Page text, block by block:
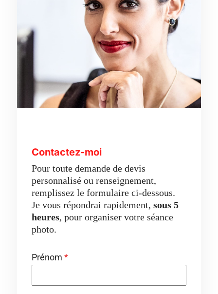
Contactez-moi
Pour toute demande de devis
personnalisé ou renseignement,
remplissez le formulaire ci-dessous.
Je vous répondrai rapidement, sous 5
heures, pour organiser votre séance
photo.
Prénom *